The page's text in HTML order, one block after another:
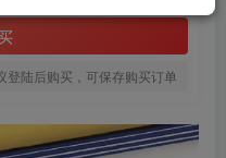
登陆后购买，可保存购买订单